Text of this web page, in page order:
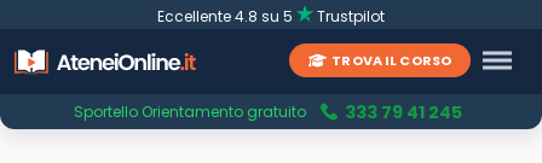
Eccellente 4.8 su 5 Trustpilot
TROVA IL CORSO
Sportello Orientamento gratuito 333 79 41 245